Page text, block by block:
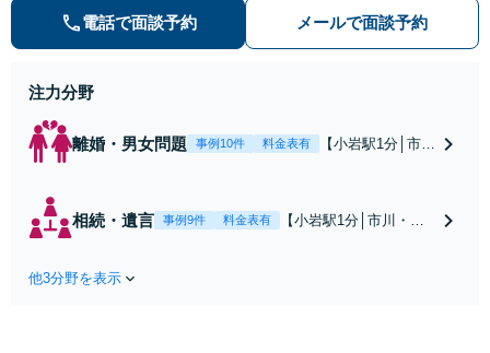
【解決実績約1000件】豊富な離婚調
停・裁判実績あり【不動産業界出
電話で面談予約 メールで面談予約
注力分野
離婚・男女問題 事例10件 料金表有
【小岩駅1分│市
回避、裁判提起前
の和解、子の認知
相続・遺言 事例9件 料金表有
【小岩駅1分│市川・船
他3分野を表示